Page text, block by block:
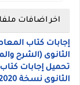
اخر اضافات
إجابات كتاب
الثانوى (الشرح
تحميل إجابات
الثانوى نسخة 2020